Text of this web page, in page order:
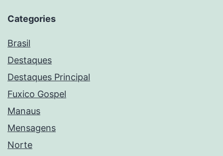
Categories
Brasil
Destaques
Destaques Principal
Fuxico Gospel
Manaus
Mensagens
Norte